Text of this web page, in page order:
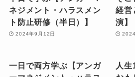
ネジメント・ハラスメン
ト防止研修（半日）】
2024年9月12日
経営
演】
一日で両方学ぶ【アンガ
人